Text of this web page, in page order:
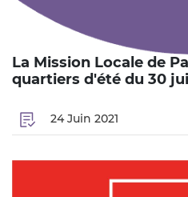
La Mission Locale de
quartiers d'été du 30
24 Juin 2021